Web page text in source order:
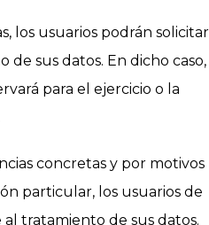
los usuarios podrán solicitar
de sus datos. En dicho caso,
para el ejercicio o la
concretas y por motivos
particular, los usuarios de
tratamiento de sus datos.